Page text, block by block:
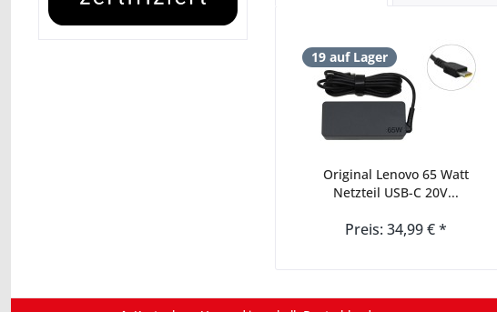
19 auf Lager
Original Lenovo 65 Watt
Netzteil USB-C 20V...
Preis: 34,99 € *